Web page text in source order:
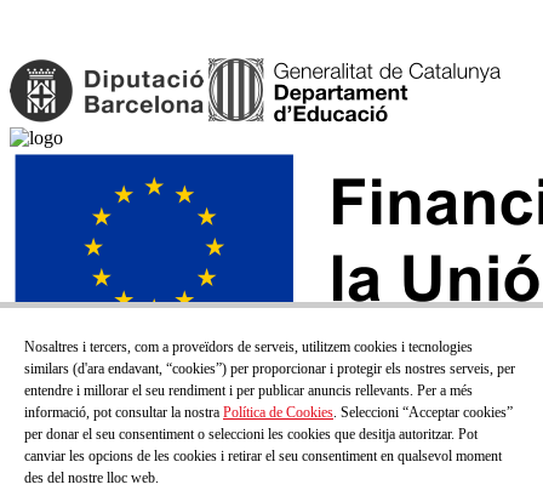
Nosaltres i tercers, com a proveïdors de serveis, utilitzem cookies i tecnologies
similars (d'ara endavant, “cookies”) per proporcionar i protegir els nostres serveis, per
entendre i millorar el seu rendiment i per publicar anuncis rellevants. Per a més
informació, pot consultar la nostra Política de Cookies. Seleccioni “Acceptar cookies”
per donar el seu consentiment o seleccioni les cookies que desitja autoritzar. Pot
canviar les opcions de les cookies i retirar el seu consentiment en qualsevol moment
des del nostre lloc web.